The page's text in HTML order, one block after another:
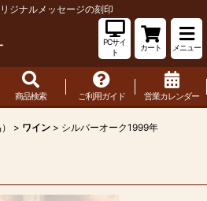
ジナルメッセージの刻印
PCサイ
ト
カート メニュー
商品検索 ご利用ガイド 営業カレンダー
> ワイン > シルバーオーク1999年